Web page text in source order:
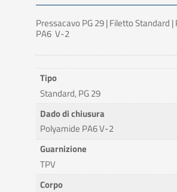
Pressacavo PG 29 | Filetto Standard
PA6 V-2
Tipo
Standard, PG 29
Dado di chiusura
Polyamide PA6 V-2
Guarnizione
TPV
Corpo